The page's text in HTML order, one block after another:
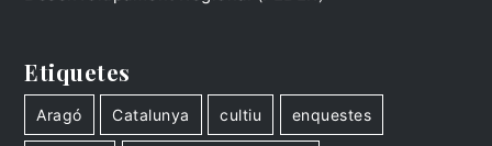
Etiquetes
Aragó Catalunya cultiu enquestes